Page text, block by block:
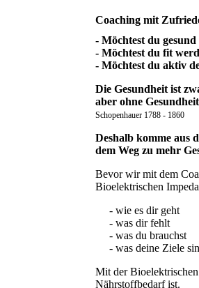
Coaching mit
- Möchtest du gesund
- Möchtest du fit
- Möchtest du aktiv
Die Gesundheit ist
aber ohne
Schopenhauer 1788 - 1860
Deshalb komme aus
dem Weg zu mehr
Bevor wir mit dem
Bioelektrischen
- wie es dir geht
- was dir fehlt
- was du brauchst
- was deine Ziele
Mit der
Nährstoffbedarf ist.